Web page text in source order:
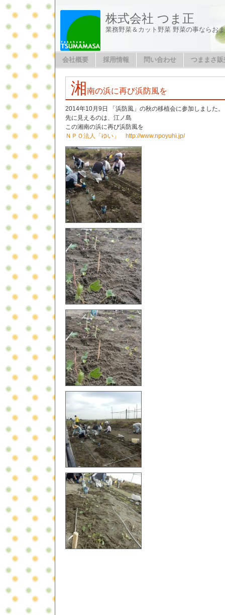
株式会社 つま正
業務野菜＆カット野菜 野菜の事ならお
会社概要 採用情報 問い合わせ つままさ
湘南の浜に再び浜防風を
2014年10月9日 「浜防風」の秋の移植会に参加しました。
先に見えるのは、江ノ島
この湘南の浜に再び浜防風を
ＮＰＯ法人「ゆい」 http://www.npoyuhi.jp/